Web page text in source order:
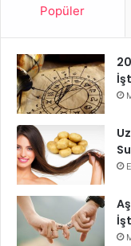
görünmek için veya
saçlarını gördükten
daha saç bakım
kullanmayın demez,
kullanmak
Saçlarınızı
daha fazla masrafa
kazanabilmek için
eski saçlarınıza
durumlar.
Popüler